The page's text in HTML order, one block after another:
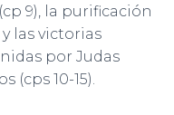
9), la purificación
las victorias
por Judas
(cps 10-15).